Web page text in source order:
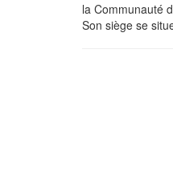
la Communauté
Son siège se